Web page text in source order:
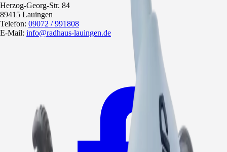
Herzog-Georg-Str. 84
89415 Lauingen
Telefon: 09072 / 991808
E-Mail: info@radhaus-lauingen.de